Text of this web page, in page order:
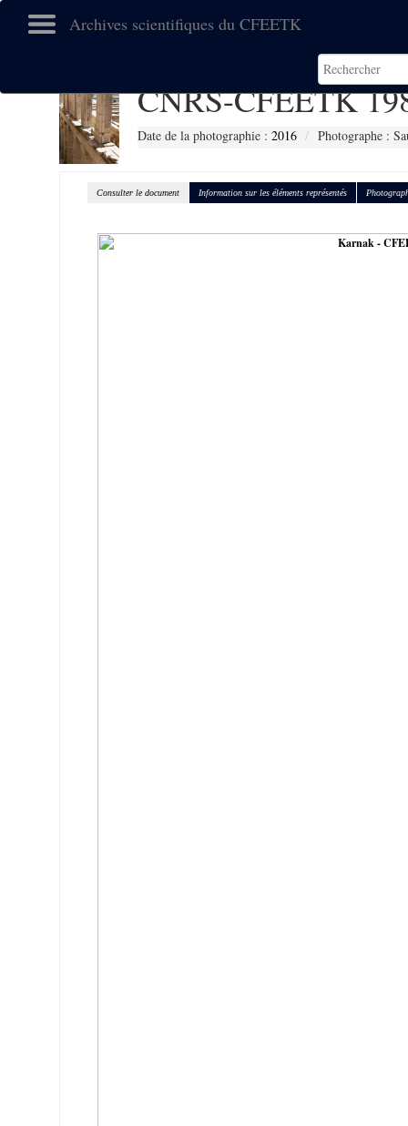
Archives scientifiques du CFEETK
CNRS-CFEETK
Date de la photographie : 2016 Photographe :
Consulter le document Information sur les éléments représentés